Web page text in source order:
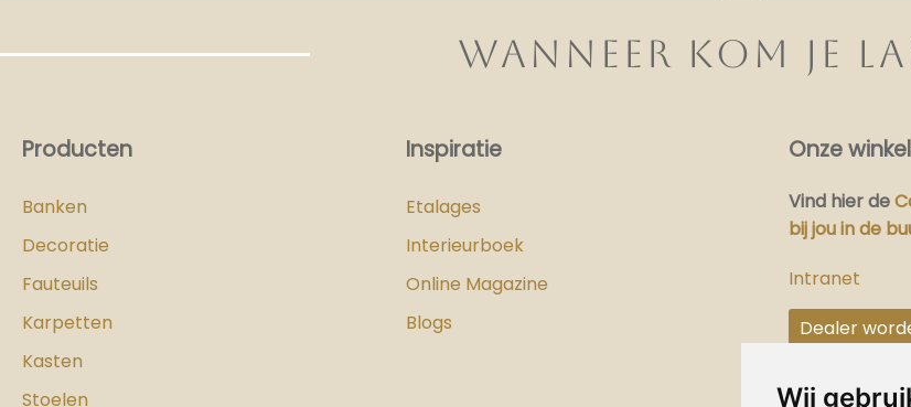
Wij
WANNEER KOM JE
Producten
Banken
Decoratie
Fauteuils
Karpetten
Kasten
Stoelen
Inspiratie
Etalages
Interieurboek
Online Magazine
Blogs
Onze
Vind hierde
bij jou in de
Intranet
Dealer